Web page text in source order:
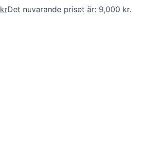
krDet nuvarande priset är: 9,000 kr.